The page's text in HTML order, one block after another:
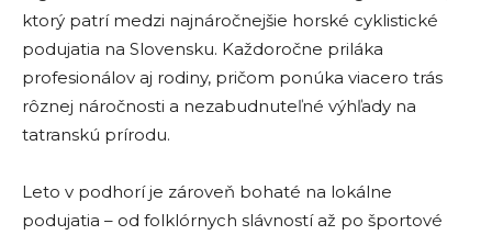
ktorý patrí medzi najnáročnejšie horské cyklistické
podujatia na Slovensku. Každoročne priláka
profesionálov aj rodiny, pričom ponúka viacero trás
rôznej náročnosti a nezabudnuteľné výhľady na
tatranskú prírodu.
Leto v podhorí je zároveň bohaté na lokálne
podujatia – od folklórnych slávností až po športové